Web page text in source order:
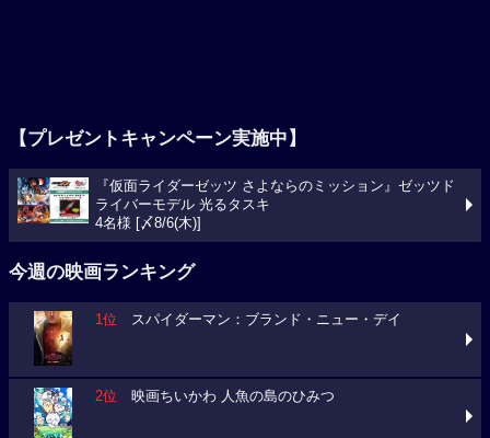
【プレゼントキャンペーン実施中】
『仮面ライダーゼッツ さよならのミッション』ゼッツド
ライバーモデル 光るタスキ
4名様 [〆8/6(木)]
今週の映画ランキング
1位 スパイダーマン：ブランド・ニュー・デイ
2位 映画ちいかわ 人魚の島のひみつ